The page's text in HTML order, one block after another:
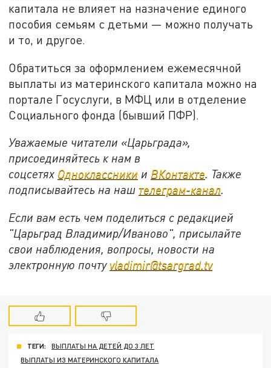
капитала не влияет на назначение единого
пособия семьям с детьми — можно получать
и то, и другое.
Обратиться за оформлением ежемесячной
выплаты из материнского капитала можно на
портале Госуслуги, в МФЦ или в отделение
Социального фонда (бывший ПФР).
Уважаемые читатели «Царьграда»,
присоединяйтесь к нам в
соцсетях Одноклассники и ВКонтакте. Также
подписывайтесь на наш телеграм-канал.
Если вам есть чем поделиться с редакцией
"Царьград Владимир/Иваново", присылайте
свои наблюдения, вопросы, новости на
электронную почту vladimir@tsargrad.tv
ТЕГИ:
ВЫПЛАТЫ НА ДЕТЕЙ ДО 3 ЛЕТ
ВЫПЛАТЫ ИЗ МАТЕРИНСКОГО КАПИТАЛА